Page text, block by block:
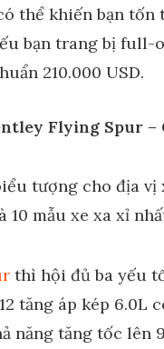
thể khiến bạn tốn
bạn trang bị
210.000 USD.
Flying Spur –
thì hội đủ ba yếu
tăng áp kép 6.0L
năng tăng tốc lên